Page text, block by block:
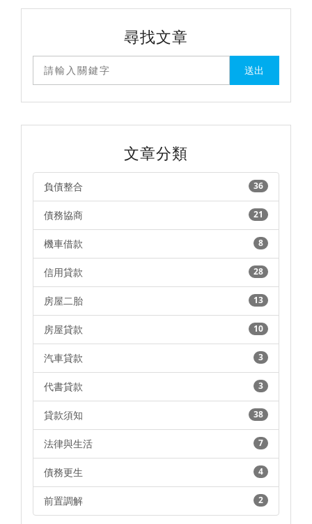
尋找文章
文章分類
36
負債整合
21
債務協商
8
機車借款
28
信用貸款
13
房屋二胎
10
房屋貸款
3
汽車貸款
3
代書貸款
38
貸款須知
7
法律與生活
4
債務更生
2
前置調解